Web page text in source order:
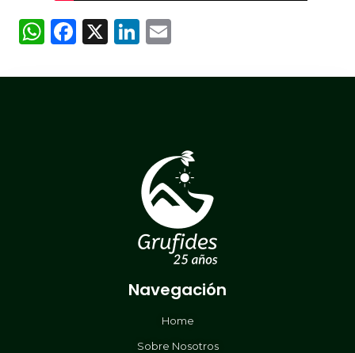
WhatsApp
Facebook
X LinkedIn
Navegación
Home
Sobre Nosotros